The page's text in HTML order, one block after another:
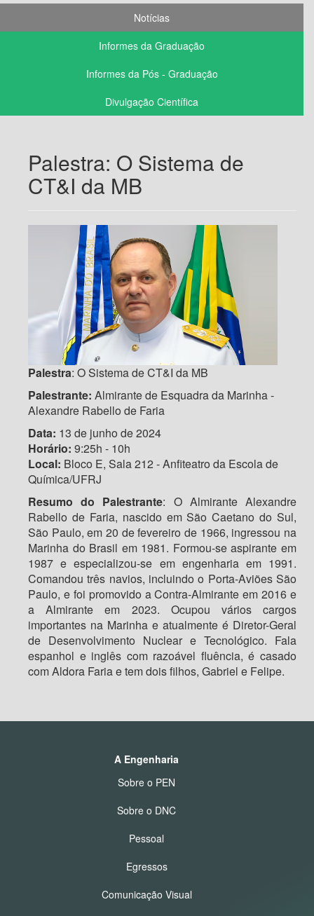
Notícias
Informes da Graduação
Informes da Pós - Graduação
Divulgação Científica
Palestra: O Sistema de
CT&I da MB
Palestra: O Sistema de CT&I da MB
Palestrante: Almirante de Esquadra da Marinha -
Alexandre Rabello de Faria
Data: 13 de junho de 2024
Horário: 9:25h - 10h
Local: Bloco E, Sala 212 - Anfiteatro da Escola de
Química/UFRJ
Resumo do Palestrante: O Almirante Alexandre
Rabello de Faria, nascido em São Caetano do Sul,
São Paulo, em 20 de fevereiro de 1966, ingressou na
Marinha do Brasil em 1981. Formou-se aspirante em
1987 e especializou-se em engenharia em 1991.
Comandou três navios, incluindo o Porta-Aviões São
Paulo, e foi promovido a Contra-Almirante em 2016 e
a Almirante em 2023. Ocupou vários cargos
importantes na Marinha e atualmente é Diretor-Geral
de Desenvolvimento Nuclear e Tecnológico. Fala
espanhol e inglês com razoável fluência, é casado
com Aldora Faria e tem dois filhos, Gabriel e Felipe.
A Engenharia
Sobre o PEN
Sobre o DNC
Pessoal
Egressos
Comunicação Visual